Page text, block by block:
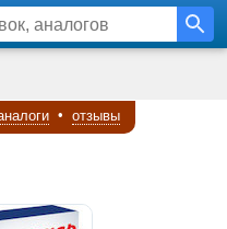
• отзывы